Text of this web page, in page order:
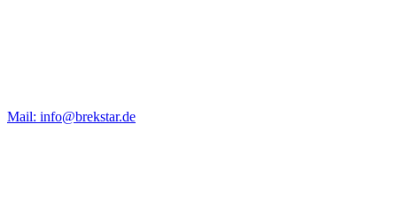
Mail: info@brekstar.de